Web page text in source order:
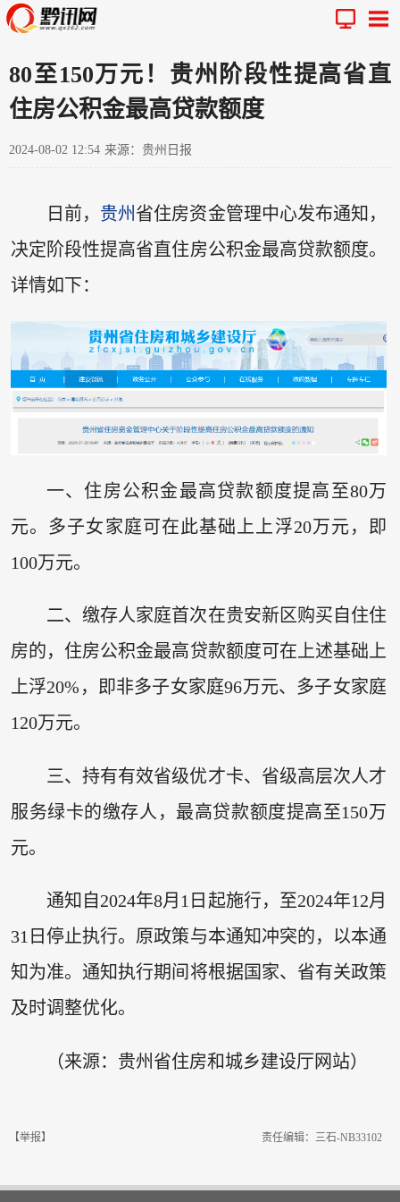
80至150万元！贵州阶段性提高省直
住房公积金最高贷款额度
2024-08-02 12:54 来源：贵州日报
日前， 贵州 省住房资金管理中心发布通知，
决定阶段性提高省直住房公积金最高贷款额度。
详情如下：
一、住房公积金最高贷款额度提高至80万
元。多子女家庭可在此基础上上浮20万元，即
100万元。
二、缴存人家庭首次在贵安新区购买自住住
房的，住房公积金最高贷款额度可在上述基础上
上浮20%，即非多子女家庭96万元、多子女家庭
120万元。
三、持有有效省级优才卡、省级高层次人才
服务绿卡的缴存人，最高贷款额度提高至150万
元。
通知自2024年8月1日起施行，至2024年12月
31日停止执行。原政策与本通知冲突的，以本通
知为准。通知执行期间将根据国家、省有关政策
及时调整优化。
（来源：贵州省住房和城乡建设厅网站）
【举报】 责任编辑：三石-NB33102